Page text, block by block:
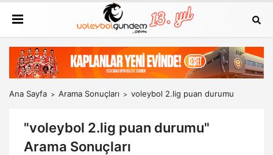
Ana Sayfa Arama Sonuçları voleybol 2.lig puan durumu
"voleybol 2.lig puan durumu"
Arama Sonuçları